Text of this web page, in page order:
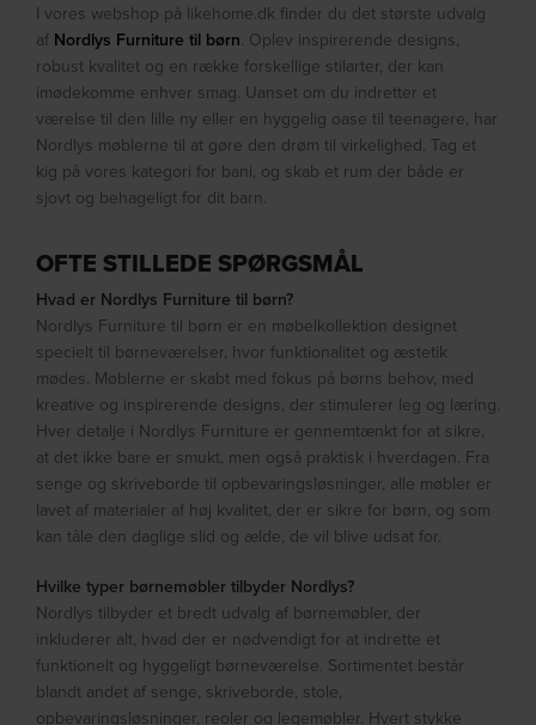
I vores webshop på likehome.dk finder du det største udvalg
af Nordlys Furniture til børn. Oplev inspirerende designs,
robust kvalitet og en række forskellige stilarter, der kan
imødekomme enhver smag. Uanset om du indretter et
værelse til den lille ny eller en hyggelig oase til teenagere, har
Nordlys møblerne til at gøre den drøm til virkelighed. Tag et
kig på vores kategori for bani, og skab et rum der både er
sjovt og behageligt for dit barn.
OFTE STILLEDE SPØRGSMÅL
Hvad er Nordlys Furniture til børn?
Nordlys Furniture til børn er en møbelkollektion designet
specielt til børneværelser, hvor funktionalitet og æstetik
mødes. Møblerne er skabt med fokus på børns behov, med
kreative og inspirerende designs, der stimulerer leg og læring.
Hver detalje i Nordlys Furniture er gennemtænkt for at sikre,
at det ikke bare er smukt, men også praktisk i hverdagen. Fra
senge og skriveborde til opbevaringsløsninger, alle møbler er
lavet af materialer af høj kvalitet, der er sikre for børn, og som
kan tåle den daglige slid og ælde, de vil blive udsat for.
Hvilke typer børnemøbler tilbyder Nordlys?
Nordlys tilbyder et bredt udvalg af børnemøbler, der
inkluderer alt, hvad der er nødvendigt for at indrette et
funktionelt og hyggeligt børneværelse. Sortimentet består
blandt andet af senge, skriveborde, stole,
opbevaringsløsninger, reoler og legemøbler. Hvert stykke